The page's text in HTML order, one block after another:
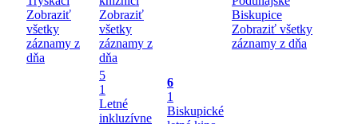
Zobraziť
všetky
záznamy z
dňa
Zobraziť
všetky
záznamy z
dňa
Biskupice
Zobraziť všetky
záznamy z dňa
5
1
Letné
inkluzívne
6
1
Biskupické